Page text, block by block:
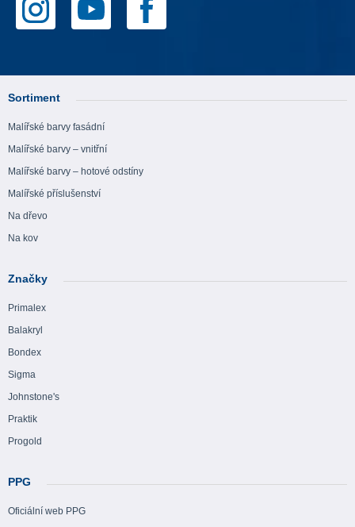
Sortiment
Malířské barvy fasádní
Malířské barvy – vnitřní
Malířské barvy – hotové odstíny
Malířské příslušenství
Na dřevo
Na kov
Značky
Primalex
Balakryl
Bondex
Sigma
Johnstone's
Praktik
Progold
PPG
Oficiální web PPG